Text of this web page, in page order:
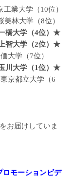
業大学（10位）
林大学（8位）
橋大学（4位）★
智大学（2位）★
大学（7位）
川大学（1位）★
京都立大学（6
お届けしていま
ロモーションビデ